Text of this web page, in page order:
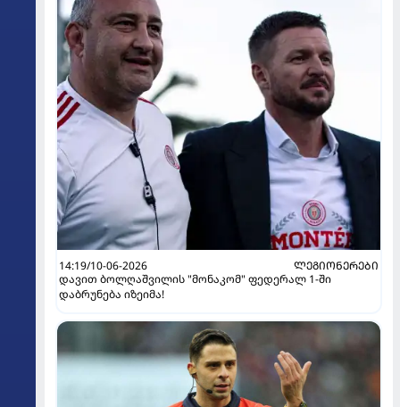
14:19/10-06-2026
ᲚᲔᲒᲘᲝᲜᲔᲠᲔᲑᲘ
დავით ბოლღაშვილის "მონაკომ" ფედერალ 1-ში
დაბრუნება იზეიმა!